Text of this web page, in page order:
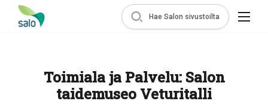
Hae Salon sivustoilta
Toimiala ja Palvelu: Salon
taidemuseo Veturitalli